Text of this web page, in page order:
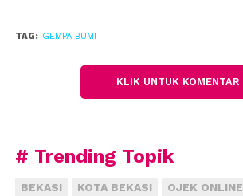
TAG: GEMPA BUMI
KLIK UNTUK KOMENTAR
# Trending Topik
BEKASI KOTA BEKASI OJEK ONLINE